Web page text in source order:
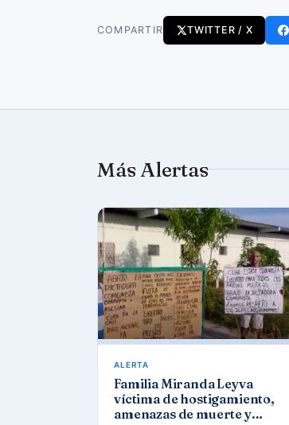
COMPARTIR TWITTER / X
Más Alertas
ALERTA
Familia Miranda Leyva
víctima de hostigamiento,
amenazas de muerte y